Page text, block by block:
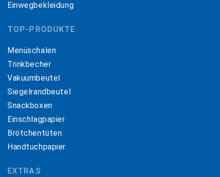
Einwegbekleidung
TOP-PRODUKTE
Menüschalen
Trinkbecher
Vakuumbeutel
Siegelrandbeutel
Snackboxen
Einschlagpapier
Brötchentüten
Handtuchpapier
EXTRAS